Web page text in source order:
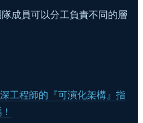
成員可以分工負責不同的層
工程師的『可演化架構』指